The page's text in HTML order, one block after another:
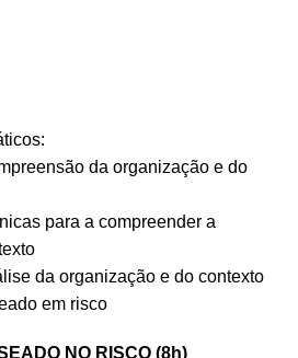
da organização e do
para a compreender a
da organização e do contexto
em risco
NO RISCO (8h)